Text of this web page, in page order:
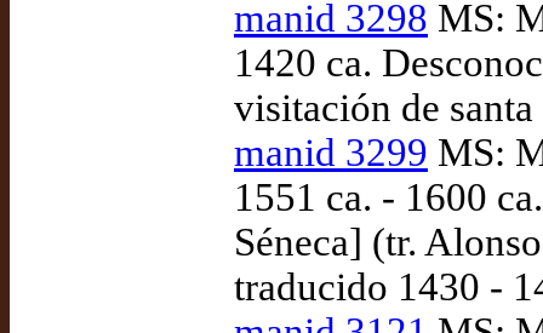
manid 3298 MS:
1420 ca.
visitación de
manid 3299 MS:
1551 ca. - 1600
Séneca] (tr.
traducido 1430 -